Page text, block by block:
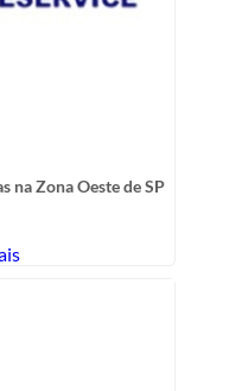
na Zona Oeste de SP